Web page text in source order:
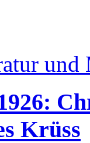
und
Krüss